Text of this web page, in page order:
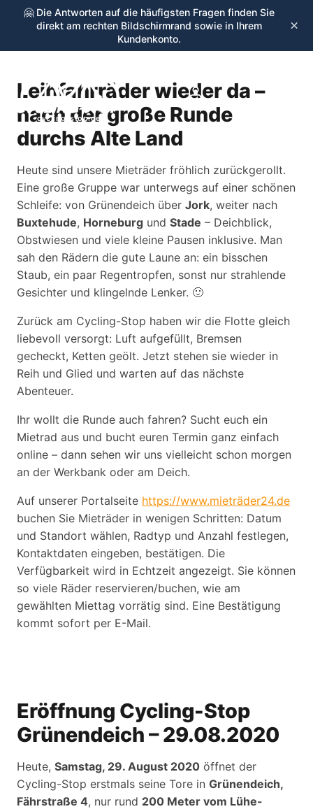
🤗 Die Antworten auf die häufigsten Fragen finden Sie
direkt am rechten Bildschirmrand sowie in Ihrem
Kundenkonto.
×
cycling-stop.de
Leihfahrräder wieder da –
nach der große Runde
durchs Alte Land
Heute sind unsere Mieträder fröhlich zurückgerollt.
Eine große Gruppe war unterwegs auf einer schönen
Schleife: von Grünendeich über Jork, weiter nach
Buxtehude, Horneburg und Stade – Deichblick,
Obstwiesen und viele kleine Pausen inklusive. Man
sah den Rädern die gute Laune an: ein bisschen
Staub, ein paar Regentropfen, sonst nur strahlende
Gesichter und klingelnde Lenker. 🙂
Zurück am Cycling-Stop haben wir die Flotte gleich
liebevoll versorgt: Luft aufgefüllt, Bremsen
gecheckt, Ketten geölt. Jetzt stehen sie wieder in
Reih und Glied und warten auf das nächste
Abenteuer.
Ihr wollt die Runde auch fahren? Sucht euch ein
Mietrad aus und bucht euren Termin ganz einfach
online – dann sehen wir uns vielleicht schon morgen
an der Werkbank oder am Deich.
Auf unserer Portalseite https://www.mieträder24.de
buchen Sie Mieträder in wenigen Schritten: Datum
und Standort wählen, Radtyp und Anzahl festlegen,
Kontaktdaten eingeben, bestätigen. Die
Verfügbarkeit wird in Echtzeit angezeigt. Sie können
so viele Räder reservieren/buchen, wie am
gewählten Miettag vorrätig sind. Eine Bestätigung
kommt sofort per E-Mail.
Eröffnung Cycling-Stop
Grünendeich – 29.08.2020
Heute, Samstag, 29. August 2020 öffnet der
Cycling-Stop erstmals seine Tore in Grünendeich,
Fährstraße 4, nur rund 200 Meter vom Lühe-